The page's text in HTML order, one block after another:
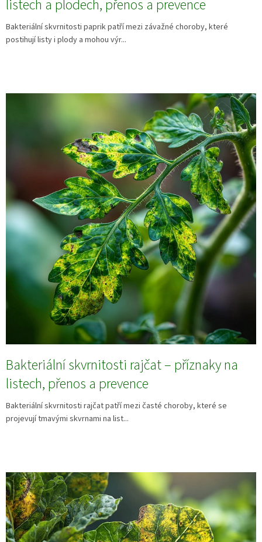
listech a plodech, přenos a prevence
Bakteriální skvrnitosti paprik patří mezi závažné choroby, které
postihují listy i plody a mohou výr...
Bakteriální skvrnitosti rajčat – příznaky na
listech, přenos a prevence
Bakteriální skvrnitosti rajčat patří mezi časté choroby, které se
projevují tmavými skvrnami na list...